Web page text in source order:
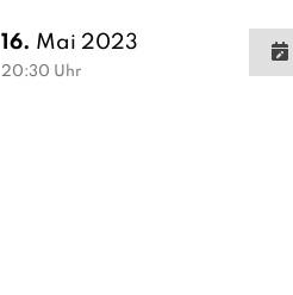
16. Mai 2023
20:30 Uhr